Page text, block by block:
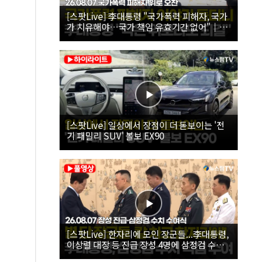
[스팟Live] 李대통령 "국가폭력 피해자, 국가
가 치유해야…국가 책임 유효기간 없어"｜
26.08.07 국가폭력 피해자 위로 오찬
[스팟Live] 일상에서 장점이 더 돋보이는 '전
기 패밀리 SUV' 볼보 EX90
[스팟Live] 한자리에 모인 장군들...李대통령,
이상렬 대장 등 진급 장성 4명에 삼정검 수치
직접 수여｜26.08.07 장성 진급·삼정검 수치